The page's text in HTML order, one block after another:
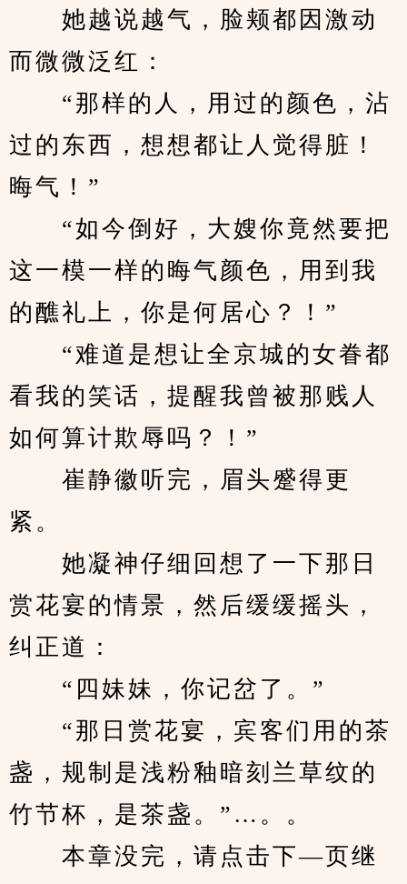
她越说越气，脸颊都因激动
而微微泛红：
“那样的人，用过的颜色，沾
过的东西，想想都让人觉得脏！
晦气！”
“如今倒好，大嫂你竟然要把
这一模一样的晦气颜色，用到我
的醮礼上，你是何居心？！”
“难道是想让全京城的女眷都
看我的笑话，提醒我曾被那贱人
如何算计欺辱吗？！”
崔静徽听完，眉头蹙得更
紧。
她凝神仔细回想了一下那日
赏花宴的情景，然后缓缓摇头，
纠正道：
“四妹妹，你记岔了。”
“那日赏花宴，宾客们用的茶
盏，规制是浅粉釉暗刻兰草纹的
竹节杯，是茶盏。”…。。
本章没完，请点击下—页继